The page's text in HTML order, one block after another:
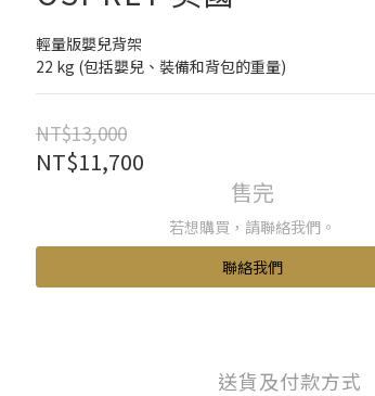
輕量版嬰兒背架
22 kg (包括嬰兒、裝備和背包的重量)
NT$13,000
NT$11,700
售完
若想購買，請聯絡我們。
聯絡我們
送貨及付款方式